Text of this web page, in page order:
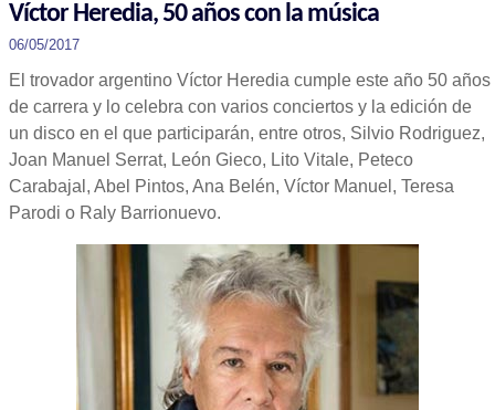
Víctor Heredia, 50 años con la música
06/05/2017
El trovador argentino Víctor Heredia cumple este año 50 años
de carrera y lo celebra con varios conciertos y la edición de
un disco en el que participarán, entre otros, Silvio Rodriguez,
Joan Manuel Serrat, León Gieco, Lito Vitale, Peteco
Carabajal, Abel Pintos, Ana Belén, Víctor Manuel, Teresa
Parodi o Raly Barrionuevo.